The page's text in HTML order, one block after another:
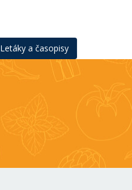
Letáky a časopisy